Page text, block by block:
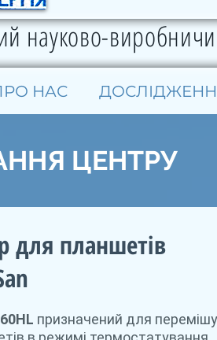
науково-
НАС
ЦЕНТРУ
для планшетів
призначений для